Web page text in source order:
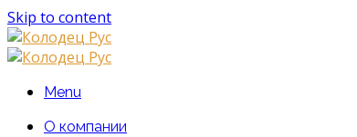
Skip to content
Menu
О компании